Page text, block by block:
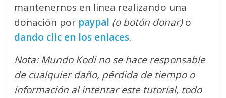
mantenernos en linea realizando una
donación por paypal (o botón donar)o
dando clic en los enlaces.
Nota: Mundo Kodi no se hace responsable
de cualquier daño, pérdida de tiempo o
información al intentar este tutorial, todo